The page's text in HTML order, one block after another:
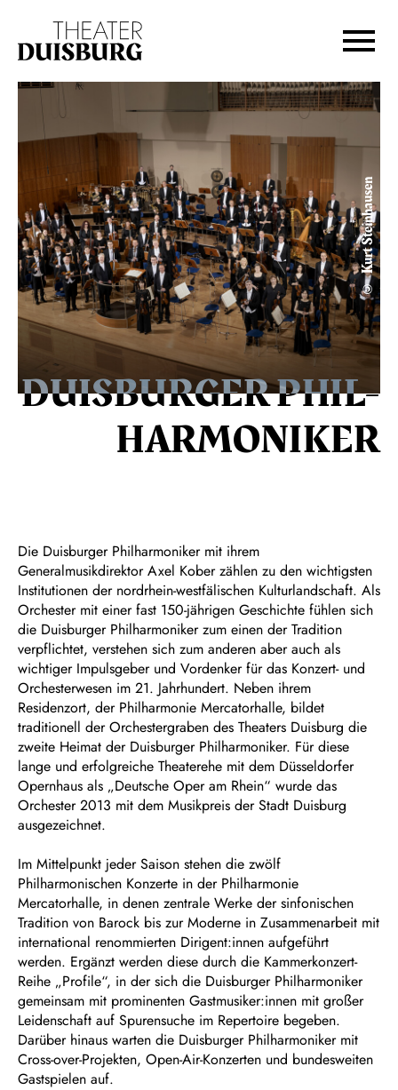
Zur Hauptnavigation springen
Zum Footer springen
© Kurt Steinhausen
DUIS­BURGER PHIL­
HARMON­IKER
Die Duisburger Philharmoniker mit ihrem
Generalmusikdirektor Axel Kober zählen zu den wichtigsten
Institutionen der nordrhein-westfälischen Kulturlandschaft. Als
Orchester mit einer fast 150-jährigen Geschichte fühlen sich
die Duisburger Philharmoniker zum einen der Tradition
verpflichtet, verstehen sich zum anderen aber auch als
wichtiger Impulsgeber und Vordenker für das Konzert- und
Orchesterwesen im 21. Jahrhundert. Neben ihrem
Residenzort, der Philharmonie Mercatorhalle, bildet
traditionell der Orchestergraben des Theaters Duisburg die
zweite Heimat der Duisburger Philharmoniker. Für diese
lange und erfolgreiche Theaterehe mit dem Düsseldorfer
Opernhaus als „Deutsche Oper am Rhein“ wurde das
Orchester 2013 mit dem Musikpreis der Stadt Duisburg
ausgezeichnet.
Im Mittelpunkt jeder Saison stehen die zwölf
Philharmonischen Konzerte in der Philharmonie
Mercatorhalle, in denen zentrale Werke der sinfonischen
Tradition von Barock bis zur Moderne in Zusammenarbeit mit
international renommierten Dirigent:innen aufgeführt
werden. Ergänzt werden diese durch die Kammerkonzert-
Reihe „Profile“, in der sich die Duisburger Philharmoniker
gemeinsam mit prominenten Gastmusiker:innen mit großer
Leidenschaft auf Spurensuche im Repertoire begeben.
Darüber hinaus warten die Duisburger Philharmoniker mit
Cross-over-Projekten, Open-Air-Konzerten und bundesweiten
Gastspielen auf.